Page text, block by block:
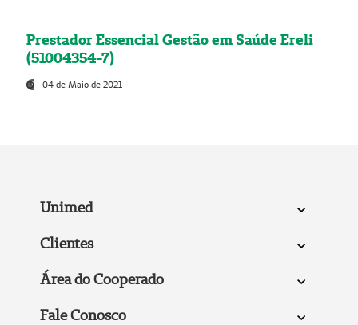
Prestador Essencial Gestão em Saúde Ereli
(51004354-7)
04 de Maio de 2021
Unimed
Clientes
Área do Cooperado
Fale Conosco